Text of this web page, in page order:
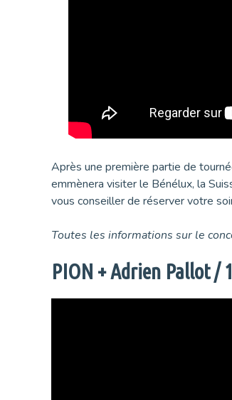
Après une première partie de
emmènera visiter le Bénélux, la
vous conseiller de réserver votre
Toutes les informations sur le
PION + Adrien Pallot /